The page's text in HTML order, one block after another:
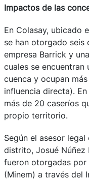
Impactos de las
En Colasay, ubicado
se han otorgado seis
empresa Barrick y
cuales se encuentran
cuenca y ocupan
influencia directa).
más de 20 caseríos
propio territorio.
Según el asesor
distrito, Josué Núñez
fueron otorgadas por
(Minem) a través del